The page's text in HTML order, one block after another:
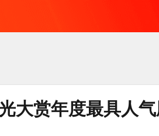
大赏年度最具人